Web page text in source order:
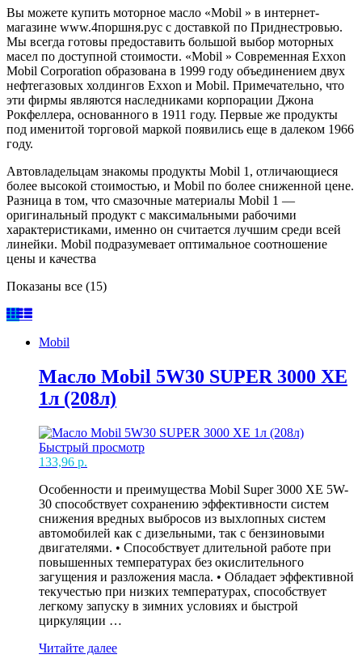
Вы можете купить моторное масло «Mobil » в интернет-
магазине www.4поршня.рус с доставкой по Приднестровью.
Мы всегда готовы предоставить большой выбор моторных
масел по доступной стоимости. «Mobil » Современная Exxon
Mobil Corporation образована в 1999 году объединением двух
нефтегазовых холдингов Exxon и Mobil. Примечательно, что
эти фирмы являются наследниками корпорации Джона
Рокфеллера, основанного в 1911 году. Первые же продукты
под именитой торговой маркой появились еще в далеком 1966
году.
Автовладельцам знакомы продукты Mobil 1, отличающиеся
более высокой стоимостью, и Mobil по более сниженной цене.
Разница в том, что смазочные материалы Mobil 1 —
оригинальный продукт с максимальными рабочими
характеристиками, именно он считается лучшим среди всей
линейки. Mobil подразумевает оптимальное соотношение
цены и качества
Показаны все (15)
Mobil
Масло Mobil 5W30 SUPER 3000 XE
1л (208л)
Быстрый просмотр
133,96 р.
Особенности и преимущества Mobil Super 3000 XE 5W-
30 способствует сохранению эффективности систем
снижения вредных выбросов из выхлопных систем
автомобилей как с дизельными, так с бензиновыми
двигателями. • Способствует длительной работе при
повышенных температурах без окислительного
загущения и разложения масла. • Обладает эффективной
текучестью при низких температурах, способствует
легкому запуску в зимних условиях и быстрой
циркуляции …
Масло
Читайте далее